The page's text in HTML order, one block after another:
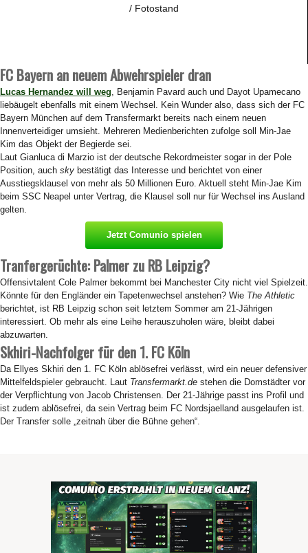
/ Fotostand
FC Bayern an neuem Abwehrspieler dran
Lucas Hernandez will weg, Benjamin Pavard auch und Dayot Upamecano
liebäugelt ebenfalls mit einem Wechsel. Kein Wunder also, dass sich der FC
Bayern München auf dem Transfermarkt bereits nach einem neuen
Innenverteidiger umsieht. Mehreren Medienberichten zufolge soll Min-Jae
Kim das Objekt der Begierde sei.
Laut Gianluca di Marzio ist der deutsche Rekordmeister sogar in der Pole
Position, auch sky bestätigt das Interesse und berichtet von einer
Ausstiegsklausel von mehr als 50 Millionen Euro. Aktuell steht Min-Jae Kim
beim SSC Neapel unter Vertrag, die Klausel soll nur für Wechsel ins Ausland
gelten.
Jetzt Comunio spielen
Tranfergerüchte: Palmer zu RB Leipzig?
Offensivtalent Cole Palmer bekommt bei Manchester City nicht viel Spielzeit.
Könnte für den Engländer ein Tapetenwechsel anstehen? Wie The Athletic
berichtet, ist RB Leipzig schon seit letztem Sommer am 21-Jährigen
interessiert. Ob mehr als eine Leihe herauszuholen wäre, bleibt dabei
abzuwarten.
Skhiri-Nachfolger für den 1. FC Köln
Da Ellyes Skhiri den 1. FC Köln ablösefrei verlässt, wird ein neuer defensiver
Mittelfeldspieler gebraucht. Laut Transfermarkt.de stehen die Domstädter vor
der Verpflichtung von Jacob Christensen. Der 21-Jährige passt ins Profil und
ist zudem ablösefrei, da sein Vertrag beim FC Nordsjaelland ausgelaufen ist.
Der Transfer solle „zeitnah über die Bühne gehen“.